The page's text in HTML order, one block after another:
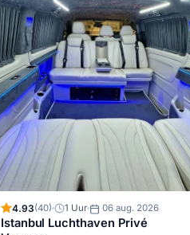
4.93(40) 1 Uur 06 aug. 2026
Istanbul Luchthaven Privé